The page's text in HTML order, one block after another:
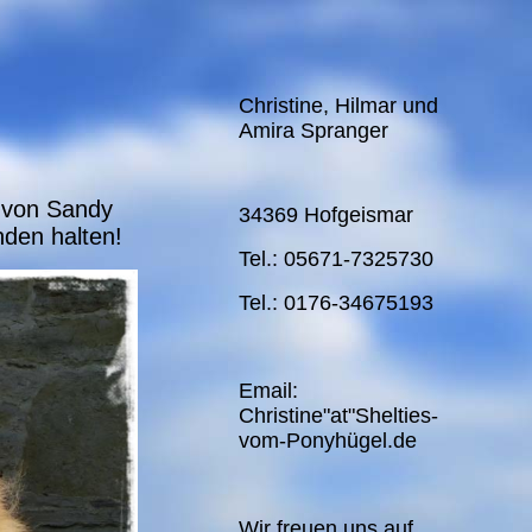
Sandy
halten!
Christine, Hilmar und
Amira Spranger
34369 Hofgeismar
Tel.: 05671-7325730
Tel.: 0176-34675193
Email:
Christine"at"Shelties-
vom-Ponyhügel.de